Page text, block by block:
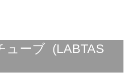
ューブ (LABTAS